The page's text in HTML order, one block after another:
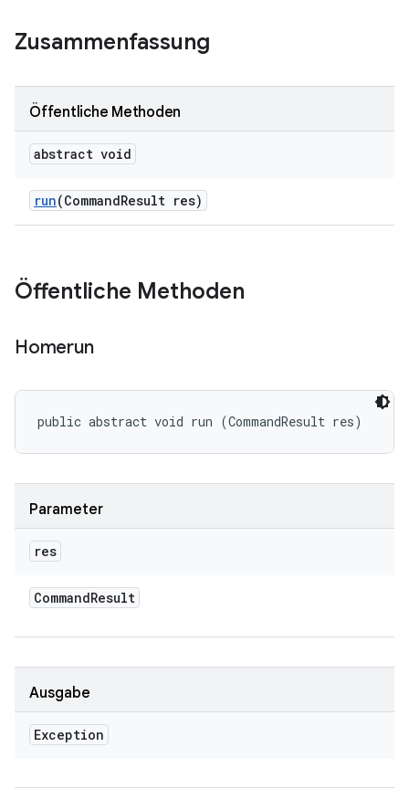
Zusammenfassung
Öffentliche Methoden
abstract void
run(CommandResult res)
Öffentliche Methoden
Homerun
public abstract void run (CommandResult res)
Parameter
res
CommandResult
Ausgabe
Exception